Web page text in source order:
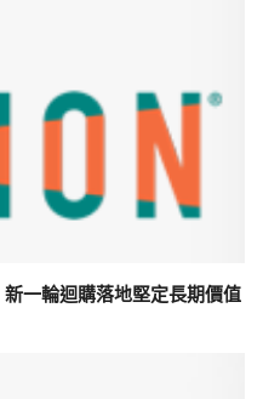
一輪迴購落地堅定長期價值